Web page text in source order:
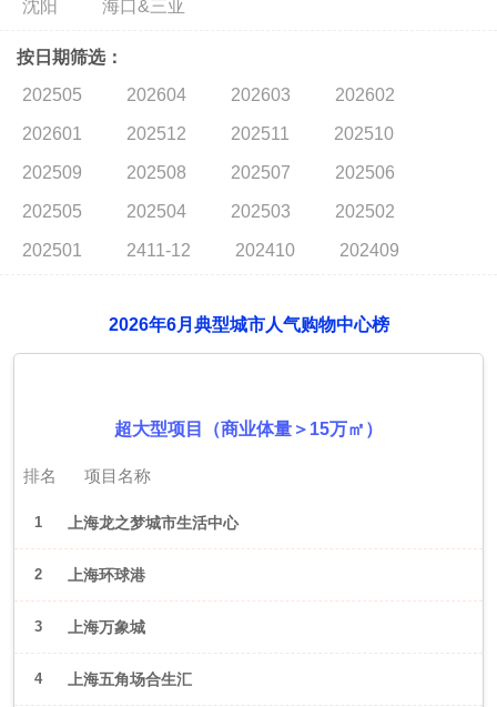
沈阳 海口&三亚
按日期筛选：
202505
202604 202603 202602
202601 202512 202511 202510
202509 202508 202507 202506
202505 202504 202503 202502
202501 2411-12 202410 202409
2026年6月典型城市人气购物中心榜
超大型项目（商业体量＞15万㎡）
排名 项目名称
1 上海龙之梦城市生活中心
2 上海环球港
3 上海万象城
4 上海五角场合生汇